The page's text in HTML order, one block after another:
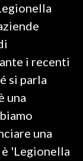
i recenti
si parla
una
una
'Legionella